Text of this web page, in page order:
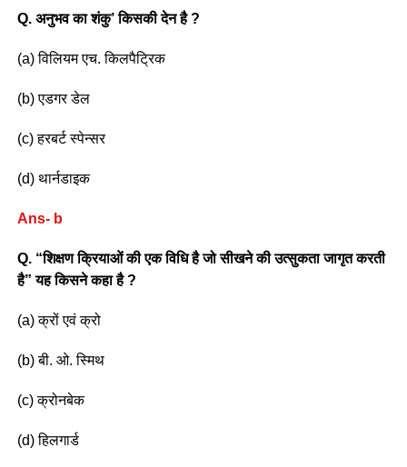
Q. अनुभव का शंकु’ किसकी देन है ?
(a) विलियम एच. किलपैट्रिक
(b) एडगर डेल
(c) हरबर्ट स्पेन्सर
(d) थार्नडाइक
Ans- b
Q. “शिक्षण क्रियाओं की एक विधि है जो सीखने की उत्सुकता जागृत करती
है” यह किसने कहा है ?
(a) क्रों एवं क्रो
(b) बी. ओ. स्मिथ
(c) क्रोनबेक
(d) हिलगार्ड